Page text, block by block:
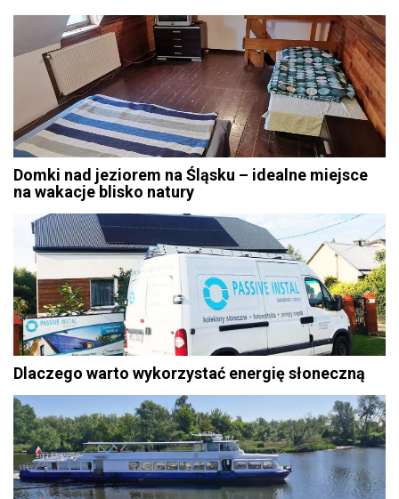
Domki nad jeziorem na Śląsku – idealne miejsce
na wakacje blisko natury
Dlaczego warto wykorzystać energię słoneczną